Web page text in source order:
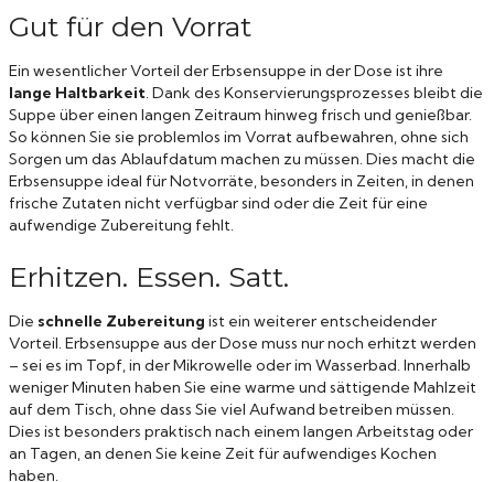
Gut für den Vorrat
Ein wesentlicher Vorteil der Erbsensuppe in der Dose ist ihre
lange Haltbarkeit. Dank des Konservierungsprozesses bleibt die
Suppe über einen langen Zeitraum hinweg frisch und genießbar.
So können Sie sie problemlos im Vorrat aufbewahren, ohne sich
Sorgen um das Ablaufdatum machen zu müssen. Dies macht die
Erbsensuppe ideal für Notvorräte, besonders in Zeiten, in denen
frische Zutaten nicht verfügbar sind oder die Zeit für eine
aufwendige Zubereitung fehlt.
Erhitzen. Essen. Satt.
Die schnelle Zubereitung ist ein weiterer entscheidender
Vorteil. Erbsensuppe aus der Dose muss nur noch erhitzt werden
– sei es im Topf, in der Mikrowelle oder im Wasserbad. Innerhalb
weniger Minuten haben Sie eine warme und sättigende Mahlzeit
auf dem Tisch, ohne dass Sie viel Aufwand betreiben müssen.
Dies ist besonders praktisch nach einem langen Arbeitstag oder
an Tagen, an denen Sie keine Zeit für aufwendiges Kochen
haben.